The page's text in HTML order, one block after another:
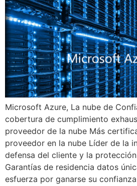
Microsoft Azure, La nube de
cobertura de cumplimiento
proveedor de la nube Más
proveedor en la nube Líder de la
defensa del cliente y la
Garantías de residencia datos
esfuerza por ganarse su